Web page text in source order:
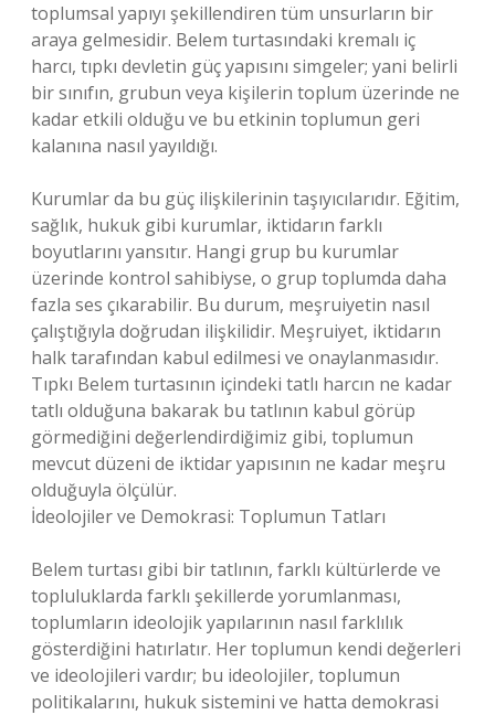
toplumsal yapıyı şekillendiren tüm unsurların bir
araya gelmesidir. Belem turtasındaki kremalı iç
harcı, tıpkı devletin güç yapısını simgeler; yani belirli
bir sınıfın, grubun veya kişilerin toplum üzerinde ne
kadar etkili olduğu ve bu etkinin toplumun geri
kalanına nasıl yayıldığı.
Kurumlar da bu güç ilişkilerinin taşıyıcılarıdır. Eğitim,
sağlık, hukuk gibi kurumlar, iktidarın farklı
boyutlarını yansıtır. Hangi grup bu kurumlar
üzerinde kontrol sahibiyse, o grup toplumda daha
fazla ses çıkarabilir. Bu durum, meşruiyetin nasıl
çalıştığıyla doğrudan ilişkilidir. Meşruiyet, iktidarın
halk tarafından kabul edilmesi ve onaylanmasıdır.
Tıpkı Belem turtasının içindeki tatlı harcın ne kadar
tatlı olduğuna bakarak bu tatlının kabul görüp
görmediğini değerlendirdiğimiz gibi, toplumun
mevcut düzeni de iktidar yapısının ne kadar meşru
olduğuyla ölçülür.
İdeolojiler ve Demokrasi: Toplumun Tatları
Belem turtası gibi bir tatlının, farklı kültürlerde ve
topluluklarda farklı şekillerde yorumlanması,
toplumların ideolojik yapılarının nasıl farklılık
gösterdiğini hatırlatır. Her toplumun kendi değerleri
ve ideolojileri vardır; bu ideolojiler, toplumun
politikalarını, hukuk sistemini ve hatta demokrasi